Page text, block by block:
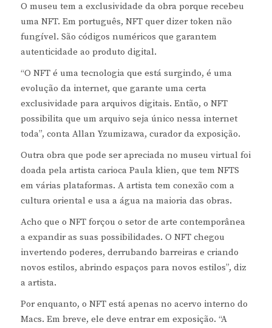
O museu tem a exclusividade da obra porque recebeu
uma NFT. Em português, NFT quer dizer token não
fungível. São códigos numéricos que garantem
autenticidade ao produto digital.
“O NFT é uma tecnologia que está surgindo, é uma
evolução da internet, que garante uma certa
exclusividade para arquivos digitais. Então, o NFT
possibilita que um arquivo seja único nessa internet
toda”, conta Allan Yzumizawa, curador da exposição.
Outra obra que pode ser apreciada no museu virtual foi
doada pela artista carioca Paula klien, que tem NFTS
em várias plataformas. A artista tem conexão com a
cultura oriental e usa a água na maioria das obras.
Acho que o NFT forçou o setor de arte contemporânea
a expandir as suas possibilidades. O NFT chegou
invertendo poderes, derrubando barreiras e criando
novos estilos, abrindo espaços para novos estilos”, diz
a artista.
Por enquanto, o NFT está apenas no acervo interno do
Macs. Em breve, ele deve entrar em exposição. “A